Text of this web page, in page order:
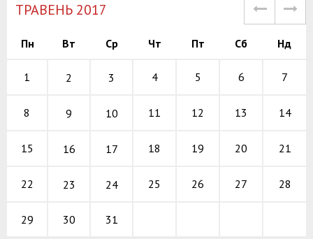
TРАВЕНЬ 2017
Пн Вт Ср Чт Пт Сб Нд
1 2 3 4 5 6 7
8 9 10 11 12 13 14
15 16 17 18 19 20 21
22 23 24 25 26 27 28
29 30 31